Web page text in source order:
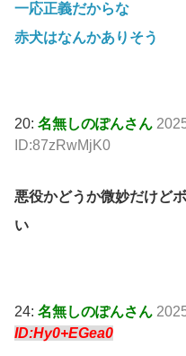
一応正義だからな
赤犬はなんかありそう
20: 名無しのぽんさん
ID:87zRwMjK0
悪役かどうか微妙だけど
い
24: 名無しのぽんさん
ID:Hy0+EGea0